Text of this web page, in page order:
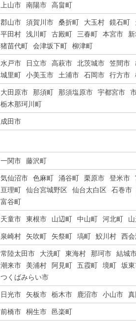
上山市 南陽市 高畠町
郡山市 須賀川市 桑折町 大玉村 鏡石町
平田村
浅川町 古殿町 三春町 本宮市
猪苗代町
会津坂下町 柳津町
水戸市 日立市 高萩市 北茨城市 笠間市
城里町
小美玉市 土浦市 石岡市 行方市
大田原市 那須町 那須塩原市 宇都宮市
栃木那珂川町
成田市
一関市 藤沢町
気仙沼市 色麻町 涌谷町 栗原市 登米市
亘理町
仙台宮城野区 仙台太白区 石巻市
富谷町
天童市 東根市 山辺町 中山町 河北町
泉崎村 矢吹町 矢祭町 塙町 鮫川村 西
常陸太田市 大洗町 東海村 那珂市 結城
潮来市
美浦村 阿見町 五霞町 境町 坂
つくばみらい市
日光市 矢板市 栃木市 鹿沼市 小山市
前橋市 桐生市 邑楽町